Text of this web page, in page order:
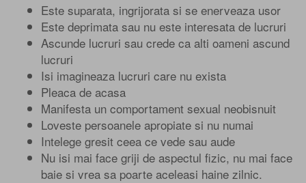
Este suparata, ingrijorata si se enerveaza usor
Este deprimata sau nu este interesata de lucruri
Ascunde lucruri sau crede ca alti oameni ascund
lucruri
Isi imagineaza lucruri care nu exista
Pleaca de acasa
Manifesta un comportament sexual neobisnuit
Loveste persoanele apropiate si nu numai
Intelege gresit ceea ce vede sau aude
Nu isi mai face griji de aspectul fizic, nu mai face
baie si vrea sa poarte aceleasi haine zilnic.